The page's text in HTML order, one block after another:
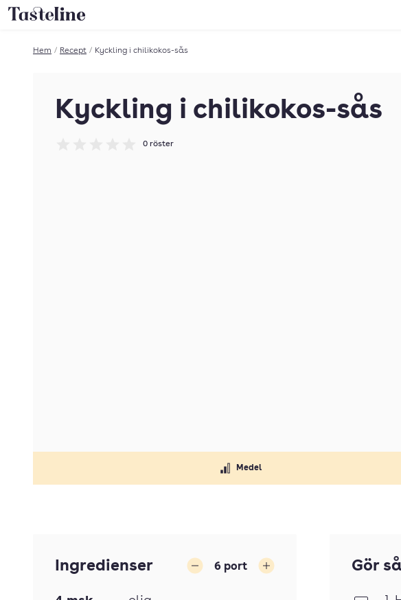
Till Tastelines startsida
Hem / Recept / Kyckling i chilikokos-sås
Kyckling i chilikokos-sås
0 röster
Medel
Ingredienser 6 port
Gör